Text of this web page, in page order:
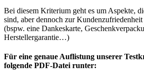
Bei diesem Kriterium geht es um Aspekte,
sind, aber dennoch zur
(bspw. eine Dankeskarte,
Herstellergarantie…)
Für eine genaue Auflistung unserer
folgende PDF-Datei runter: